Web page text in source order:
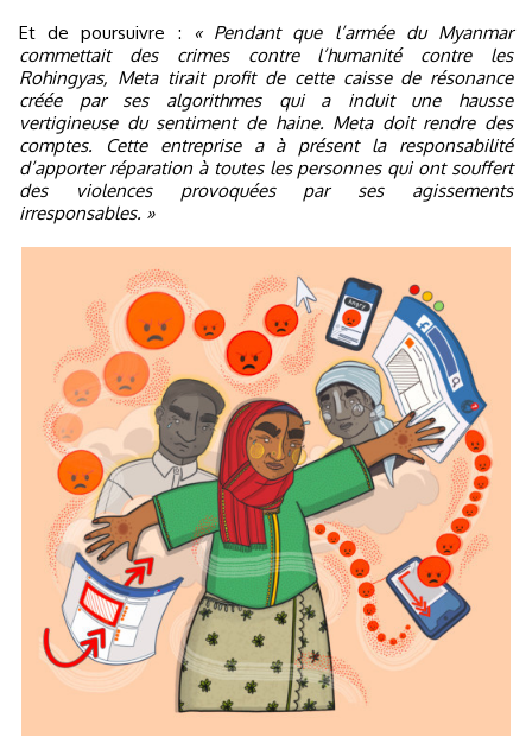
Et de poursuivre :
« Pendant que l’armée du Myanmar
commettait des crimes contre l’humanité contre les
Rohingyas, Meta tirait profit de cette caisse de résonance
créée par ses algorithmes qui a induit une hausse
vertigineuse du sentiment de haine. Meta doit rendre des
comptes. Cette entreprise a à présent la responsabilité
d’apporter réparation à toutes les personnes qui ont souffert
des violences provoquées par ses agissements
irresponsables. »